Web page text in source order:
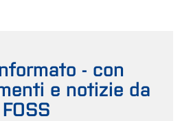
- con
e notizie da
FOSS